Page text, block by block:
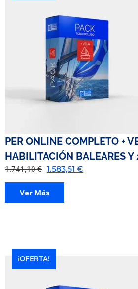
PER ONLINE COMPLETO +
HABILITACIÓN BALEARES Y
1.741,10€ 1.583,51 €
Ver Más
¡OFERTA!